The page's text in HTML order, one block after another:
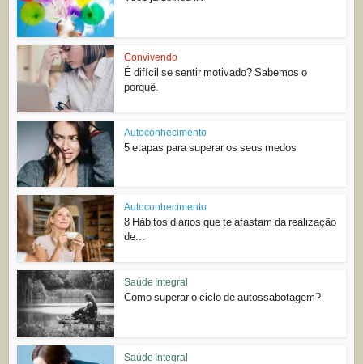
Convivendo
É difícil se sentir motivado? Sabemos o
porquê.
Autoconhecimento
5 etapas para superar os seus medos
Autoconhecimento
8 Hábitos diários que te afastam da realização
de...
Saúde Integral
Como superar o ciclo de autossabotagem?
Saúde Integral